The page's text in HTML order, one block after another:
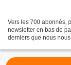
Vers les 700 abonnés,
newsletter en bas de
derniers que nous nous